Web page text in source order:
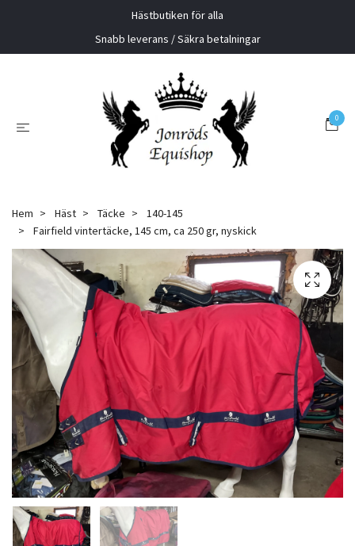
Hästbutiken för alla
Snabb leverans / Säkra betalningar
0
Hem Häst Täcke
140-145
Fairfield vintertäcke, 145 cm, ca 250 gr, nyskick